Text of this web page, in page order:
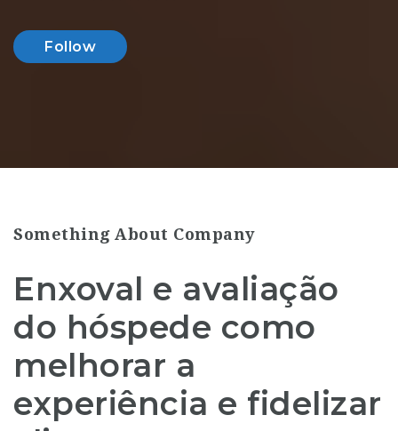
Follow
Something About Company
Enxoval e avaliação
do hóspede como
melhorar a
experiência e fidelizar